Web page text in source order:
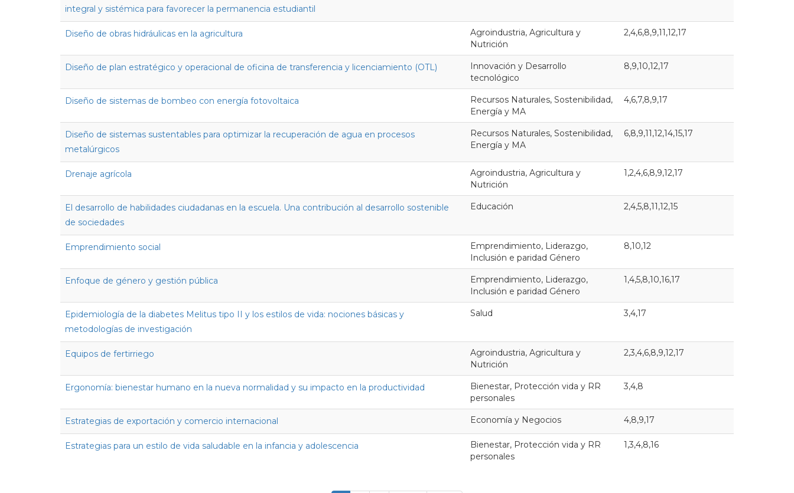
integral y sistémica para favorecer la permanencia estudiantil
Diseño de obras hidráulicas en la agricultura
Agroindustria, Agricultura y
Nutrición
2,4,6,8,9,11,12,17
Diseño de plan estratégico y operacional de oficina de transferencia y licenciamiento (OTL)
Innovación y Desarrollo
tecnológico
8,9,10,12,17
Diseño de sistemas de bombeo con energía fotovoltaica
Recursos Naturales, Sostenibilidad,
Energía y MA
4,6,7,8,9,17
Diseño de sistemas sustentables para optimizar la recuperación de agua en procesos
metalúrgicos
Recursos Naturales, Sostenibilidad,
Energía y MA
6,8,9,11,12,14,15,17
Drenaje agrícola
Agroindustria, Agricultura y
Nutrición
1,2,4,6,8,9,12,17
El desarrollo de habilidades ciudadanas en la escuela. Una contribución al desarrollo sostenible
de sociedades
Educación 2,4,5,8,11,12,15
Emprendimiento social
Emprendimiento, Liderazgo,
Inclusión e paridad Género
8,10,12
Enfoque de género y gestión pública
Emprendimiento, Liderazgo,
Inclusión e paridad Género
1,4,5,8,10,16,17
Epidemiología de la diabetes Melitus tipo II y los estilos de vida: nociones básicas y
metodologías de investigación
Salud 3,4,17
Equipos de fertirriego
Agroindustria, Agricultura y
Nutrición
2,3,4,6,8,9,12,17
Ergonomía: bienestar humano en la nueva normalidad y su impacto en la productividad
Bienestar, Protección vida y RR
personales
3,4,8
Estrategias de exportación y comercio internacional Economía y Negocios 4,8,9,17
Estrategias para un estilo de vida saludable en la infancia y adolescencia
Bienestar, Protección vida y RR
personales
1,3,4,8,16